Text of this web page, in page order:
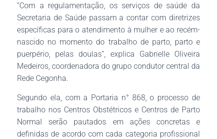
“Com a regulamentação, os serviços de saúde da
Secretaria de Saúde passam a contar com diretrizes
específicas para o atendimento à mulher e ao recém-
nascido no momento do trabalho de parto, parto e
puerpério, pelas doulas”, explica Gabrielle Oliveira
Medeiros, coordenadora do grupo condutor central da
Rede Cegonha.
Segundo ela, com a Portaria n° 868, o processo de
trabalho nos Centros Obstétricos e Centros de Parto
Normal serão pautados em ações concretas e
definidas de acordo com cada categoria profissional